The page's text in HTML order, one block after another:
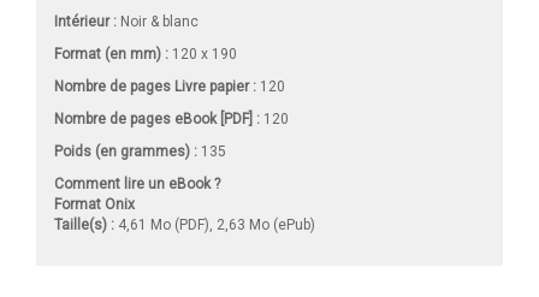
Intérieur : Noir & blanc
Format (en mm) : 120 x 190
Nombre de pages Livre papier: 120
Nombre de pages eBook [PDF] : 120
Poids (en grammes) : 135
Comment lire un eBook ?
Format Onix
Taille(s) : 4,61 Mo (PDF), 2,63 Mo (ePub)